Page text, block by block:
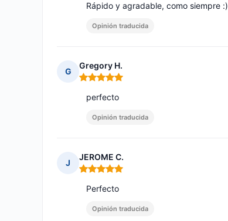
Rápido y agradable, como siempre :)
Opinión traducida
G
Gregory H.
Nota: 5 de 5
perfecto
Opinión traducida
J
JEROME C.
Nota: 5 de 5
Perfecto
Opinión traducida